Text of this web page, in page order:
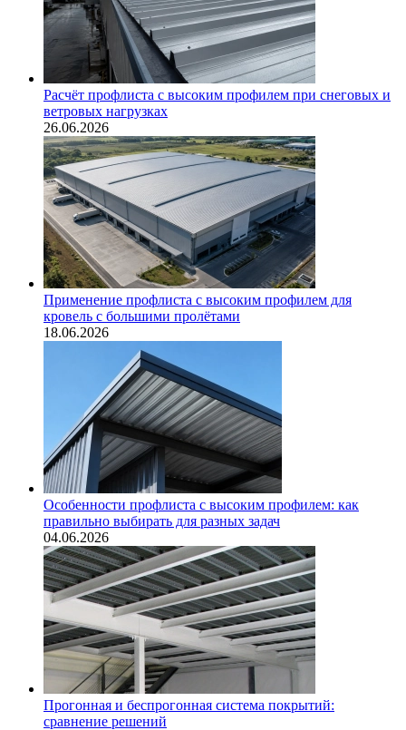
Расчёт профлиста с высоким профилем при снеговых и
ветровых нагрузках
26.06.2026
Применение профлиста с высоким профилем для
кровель с большими пролётами
18.06.2026
Особенности профлиста с высоким профилем: как
правильно выбирать для разных задач
04.06.2026
Прогонная и беспрогонная система покрытий:
сравнение решений